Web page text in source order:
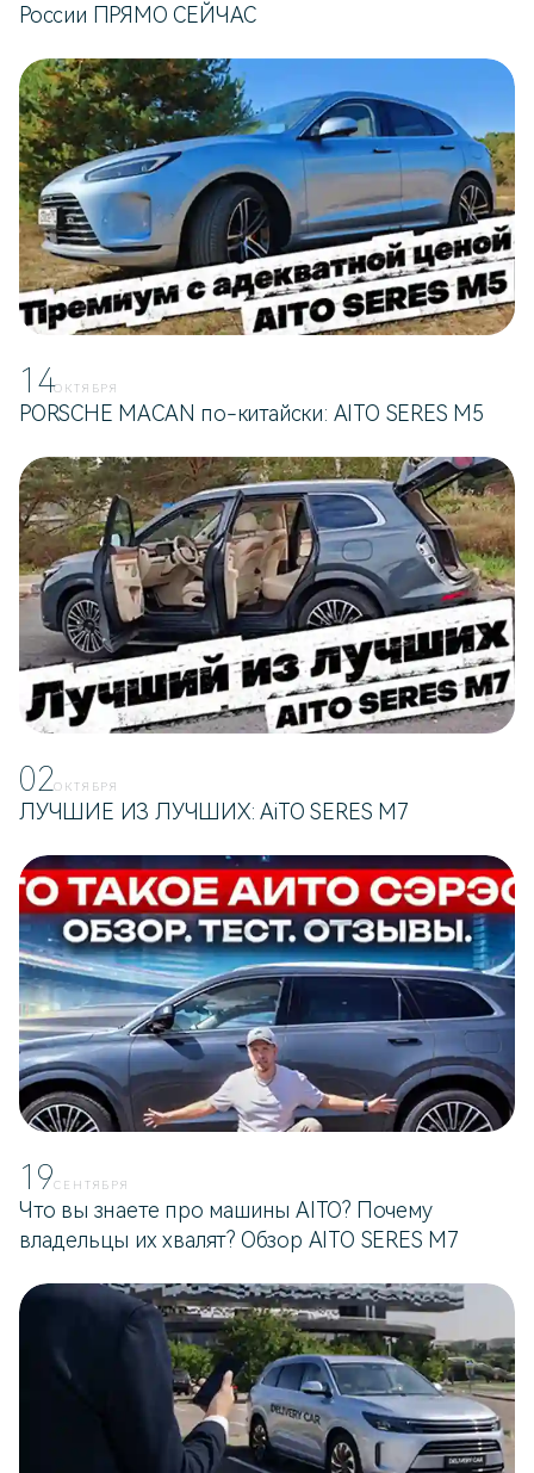
России ПРЯМО СЕЙЧАС
14ОКТЯБРЯ
PORSCHE MACAN по-китайски: AITO SERES M5
02ОКТЯБРЯ
ЛУЧШИЕ ИЗ ЛУЧШИХ: AiTO SERES M7
19СЕНТЯБРЯ
Что вы знаете про машины AITO? Почему
владельцы их хвалят? Обзор AITO SERES M7